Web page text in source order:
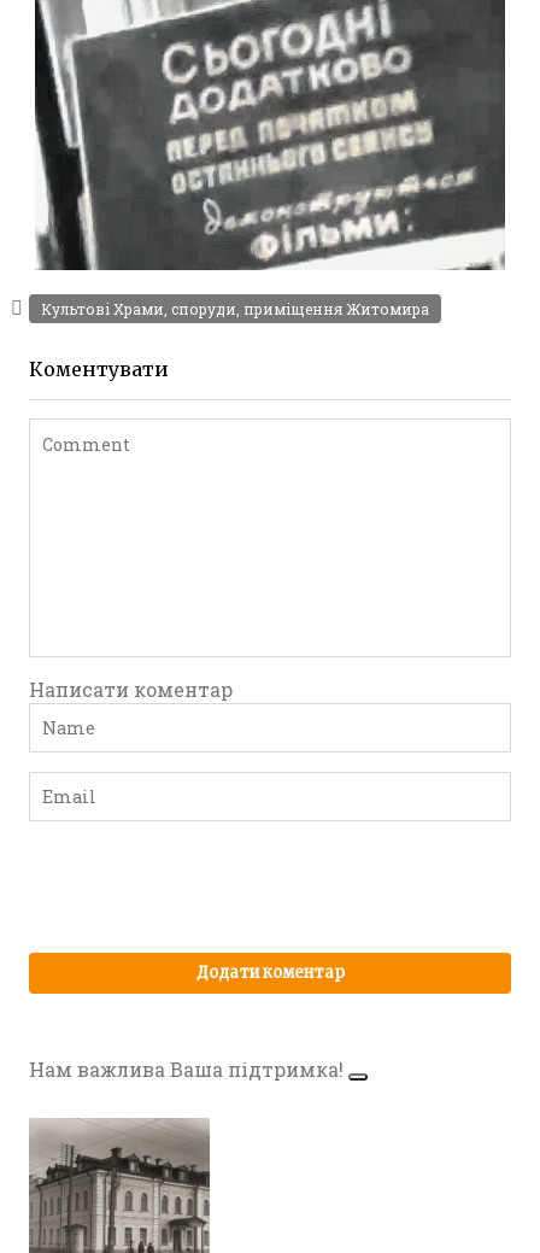
Leave a comment
АМАТОРСЬКЕ ВІДЕО ЖИТОМИРА 60-Х
Відео Житомира
Культові Храми, споруди, приміщення Житомира
Коментувати
Написати коментар
Нам важлива Ваша підтримка!